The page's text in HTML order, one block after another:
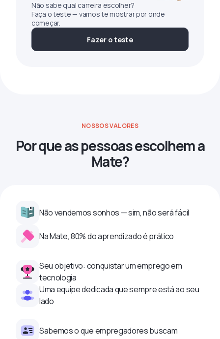
Não sabe qual carreira escolher?
Faça o teste — vamos te mostrar por onde
começar.
Fazer o teste
NOSSOS VALORES
Por que as pessoas escolhem a
Mate?
Não vendemos sonhos — sim, não será fácil
Na Mate, 80% do aprendizado é prático
Seu objetivo: conquistar um emprego em
tecnologia
Uma equipe dedicada que sempre está ao seu
lado
Sabemos o que empregadores buscam